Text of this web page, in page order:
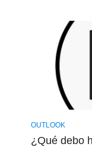
OUTLOOK
¿Qué debo